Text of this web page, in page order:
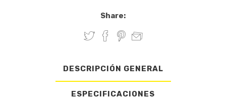
Share:
DESCRIPCIÓN GENERAL
ESPECIFICACIONES